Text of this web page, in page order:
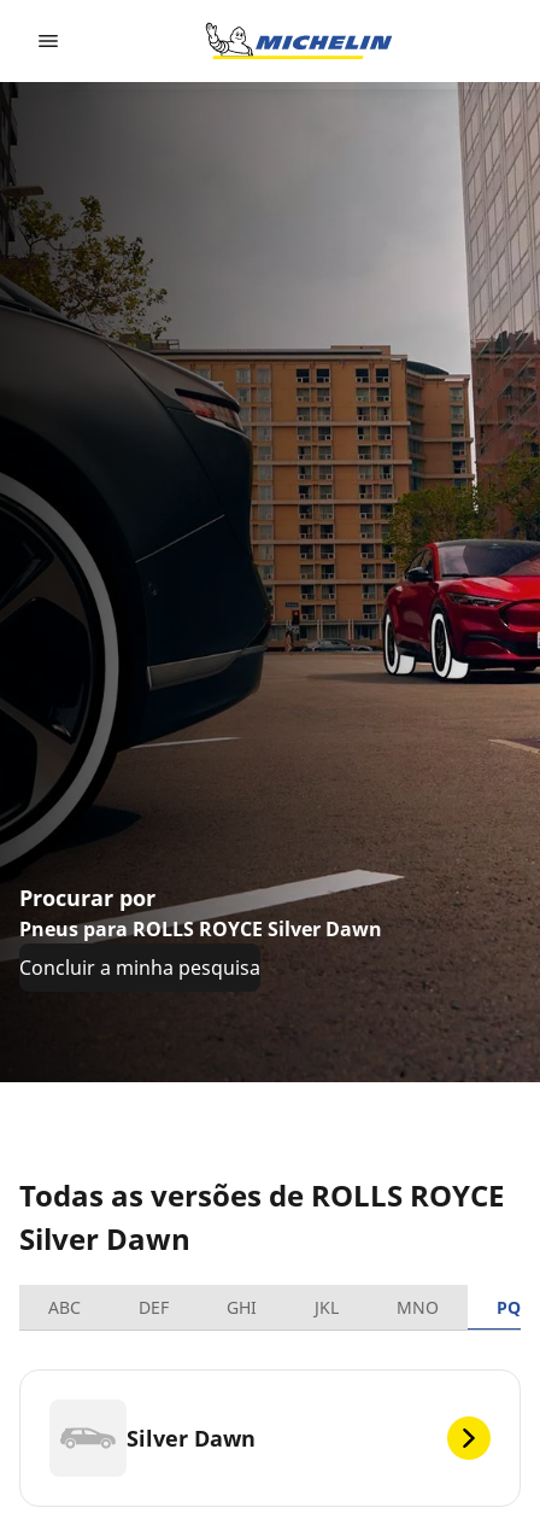
Procurar por
Pneus para ROLLS ROYCE Silver Dawn
Concluir a minha pesquisa
Todas as versões de ROLLS ROYCE
Silver Dawn
ABC DEF GHI JKL MNO PQRS
Silver Dawn